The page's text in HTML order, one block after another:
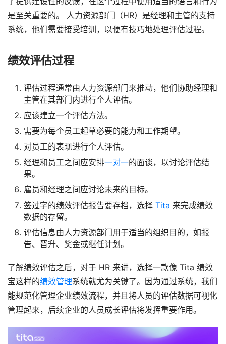
是至关重要的。 人力资源部门（HR）是经理和主管的支持
系统，他们需要接受培训，以便有技巧地处理评估过程。
绩效评估过程
评估过程通常由人力资源部门来推动，他们协助经理和
主管在其部门内进行个人评估。
应该建立一个评估方法。
需要为每个员工起草必要的能力和工作期望。
对员工的表现进行个人评估。
经理和员工之间应安排一对一的面谈，以讨论评估结
果。
雇员和经理之间应讨论未来的目标。
签过字的绩效评估报告要存档，选择 Tita 来完成绩效
数据的存留。
评估信息由人力资源部门用于适当的组织目的，如报
告、晋升、奖金或继任计划。
了解绩效评估之后，对于 HR 来讲，选择一款像 Tita 绩效
宝这样的绩效管理系统就尤为关键了。因为通过系统，我们
能规范化管理企业绩效流程，并且将人员的评估数据可视化
管理起来，后续企业的人员成长评估将发挥重要作用。